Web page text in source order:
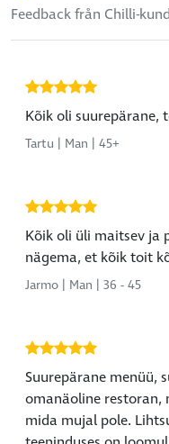
Feedback från Chilli-
Kõik oli suurepärane,
Tartu | Man | 45+
Kõik oli üli maitsev ja
nägema, et kõik toit
Jarmo | Man | 36 - 45
Suurepärane menüü,
omanäoline restoran,
mida mujal pole.